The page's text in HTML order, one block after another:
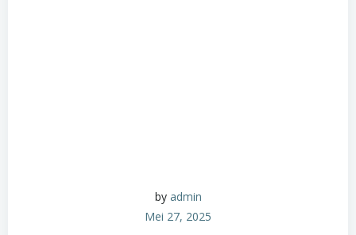
by admin
Mei 27, 2025